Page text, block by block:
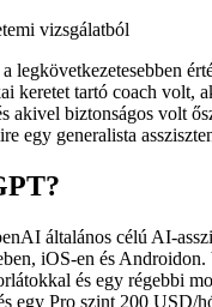
vizsgálatból
legkövetkezetesebben
keretet tartó coach volt,
akivel biztonságos volt
egy generalista
általános célú AI-
iOS-en és Androidon.
és egy régebbi
egy Pro szint 200 USD/